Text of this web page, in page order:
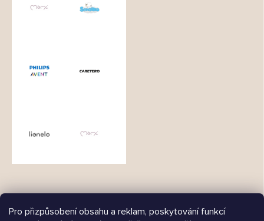
Pro přizpůsobení obsahu a reklam, poskytování funkcí